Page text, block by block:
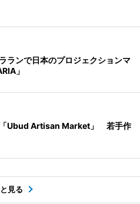
ランで日本のプロジェクションマ
」
「Ubud Artisan Market」 若手作
見る